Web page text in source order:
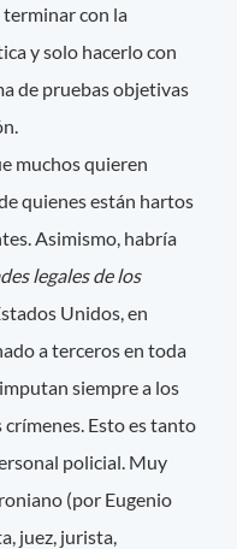
terminar con la
y solo hacerlo con
de pruebas objetivas
muchos quieren
quienes están hartos
Asimismo, habría
legales de los
Unidos, en
a terceros en toda
siempre a los
Esto es tanto
policial. Muy
(por Eugenio
juez, jurista,